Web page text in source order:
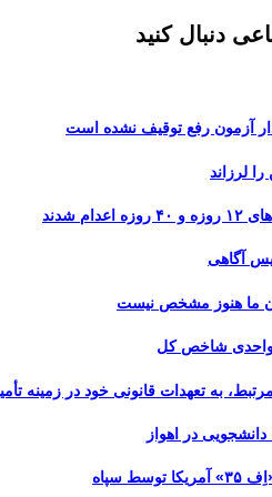
دنبال کنید
آزمون رفع توقیف نشده است
آگاهی
به تعهدات قانونی خود در زمینه
سپاه